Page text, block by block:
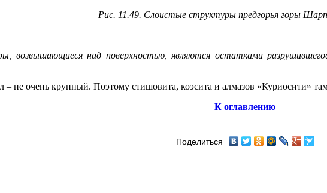
Рис. 11.49. Слоистые структуры предгорья горы
возвышающиеся над поверхностью, являются остатками
– не очень крупный. Поэтому стишовита, коэсита и алмазов «Куриосити»
К оглавлению
Поделиться